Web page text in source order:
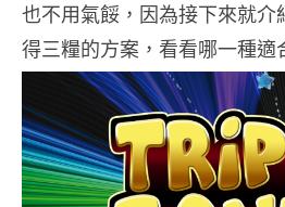
也不用氣餒，因為接下來就介
得三糧的方案，看看哪一種適